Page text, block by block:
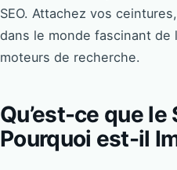
SEO. Attachez vos
dans le monde fascinant de
moteurs de recherche.
Qu’est-ce que le
Pourquoi est-il